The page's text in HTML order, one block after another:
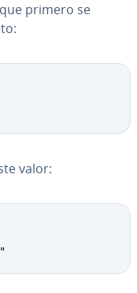
primero se
valor: